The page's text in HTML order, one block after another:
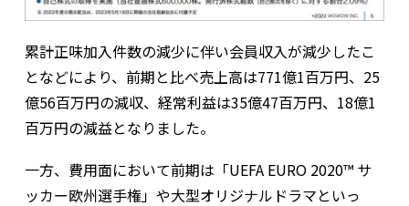
累計正味加入件数の減少に伴い会員収入が減少したこ
となどにより、前期と比べ売上高は771億1百万円、25
億56百万円の減収、経常利益は35億47百万円、18億1
百万円の減益となりました。
一方、費用面において前期は「UEFA EURO 2020™ サ
ッカー欧州選手権」や大型オリジナルドラマといっ